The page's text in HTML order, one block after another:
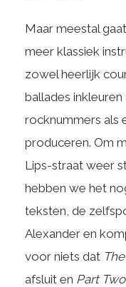
Maar meestal
meer klassiek
zowel heerlijk
ballades
rocknummers als
produceren. Om
Lips-straat weer
hebben we het
teksten, de
Alexander en
voor niets dat
afsluit en Part Two